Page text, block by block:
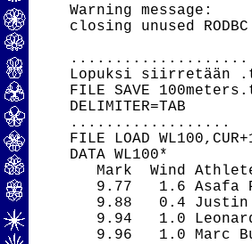
Warning message:
closing unused
....................
Lopuksi siirretään
FILE SAVE
DELIMITER=TAB
..................
FILE LOAD
DATA WL100*
Mark  Wind
9.77   1.6 Asafa
9.88   0.4
9.94   1.0
9.96   1.0 Marc